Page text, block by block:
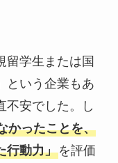
留学生または国
という企業もあ
不安でした。し
かったことを、
行動力」を評価